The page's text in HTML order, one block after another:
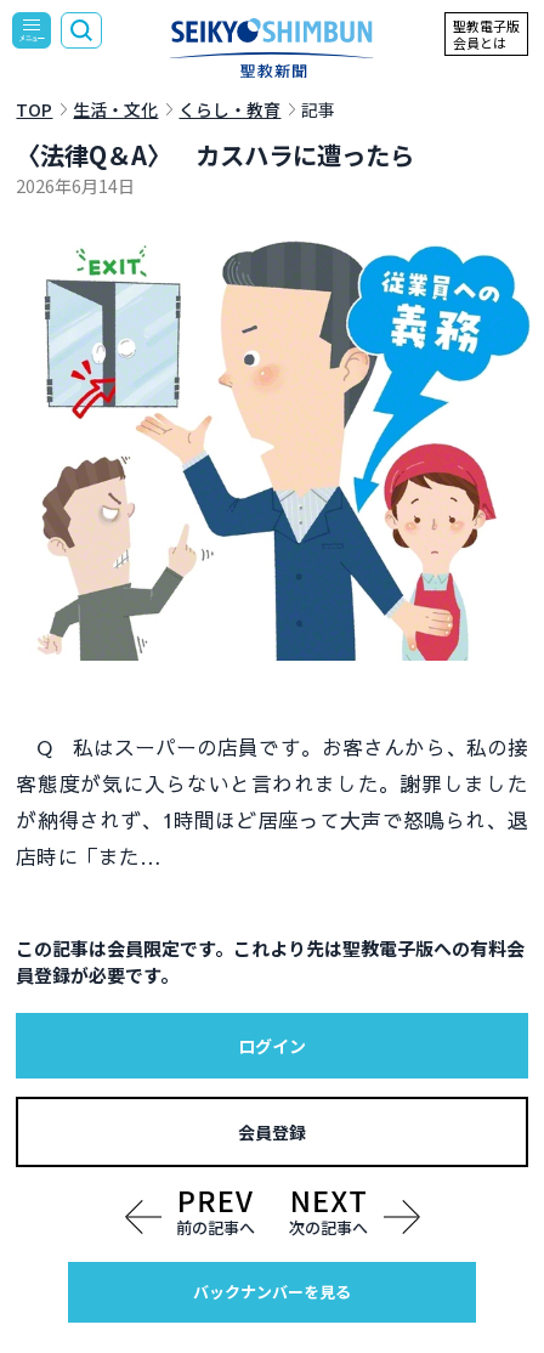
聖教電子版
会員とは
TOP 生活・文化 くらし・教育 記事
〈法律Q＆A〉 カスハラに遭ったら
2026年6月14日
Q 私はスーパーの店員です。お客さんから、私の接
客態度が気に入らないと言われました。謝罪しました
が納得されず、1時間ほど居座って大声で怒鳴られ、退
店時に「また…
この記事は会員限定です。これより先は聖教電子版への有料会
員登録が必要です。
ログイン
会員登録
前の記事へ 次の記事へ
バックナンバーを見る